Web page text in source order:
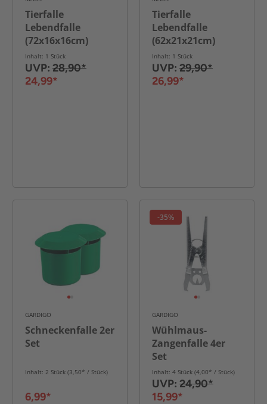
Tierfalle
Lebendfalle
(72x16x16cm)
Inhalt: 1 Stück
UVP: 28,90*
24,99*
Tierfalle
Lebendfalle
(62x21x21cm)
Inhalt: 1 Stück
UVP: 29,90*
26,99*
GARDIGO
Schneckenfalle 2er
Set
Inhalt: 2 Stück (3,50* / Stück)
6,99*
-35%
GARDIGO
Wühlmaus-
Zangenfalle 4er
Set
Inhalt: 4 Stück (4,00* / Stück)
UVP: 24,90*
15,99*